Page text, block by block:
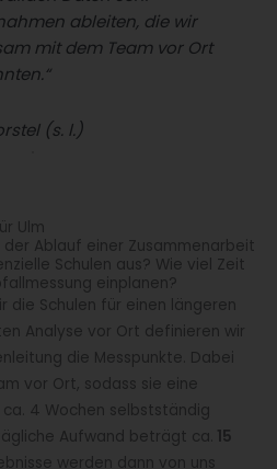
ableiten, die wir
mit dem Team vor Ort
(s. l.)
Ulm
Ablauf einer Zusammenarbeit
Schulen aus? Wie viel Zeit
einplanen?
die Schulen für einen längeren
Analyse vor Ort definieren wir
die Messpunkte. Dabei
vor Ort, sodass sie eine
4 Wochen selbstständig
Aufwand beträgt ca. 15
werden dann von uns